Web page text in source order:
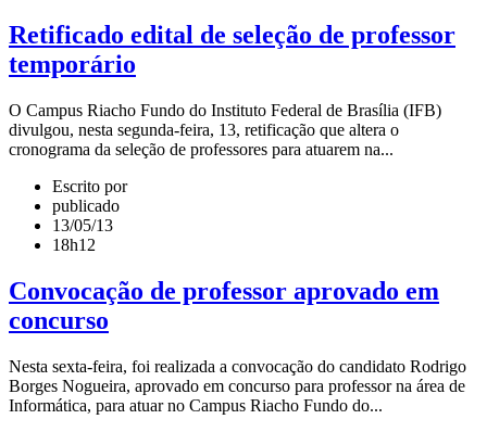
Retificado edital de seleção de professor
temporário
O Campus Riacho Fundo do Instituto Federal de Brasília (IFB)
divulgou, nesta segunda-feira, 13, retificação que altera o
cronograma da seleção de professores para atuarem na...
Escrito por
publicado
13/05/13
18h12
Convocação de professor aprovado em
concurso
Nesta sexta-feira, foi realizada a convocação do candidato Rodrigo
Borges Nogueira, aprovado em concurso para professor na área de
Informática, para atuar no Campus Riacho Fundo do...